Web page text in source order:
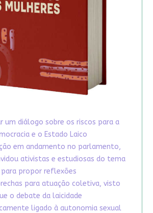
um diálogo sobre os riscos para a
e o Estado Laico
em andamento no parlamento,
ativistas e estudiosas do tema
para propor reflexões
para atuação coletiva, visto
o debate da laicidade
ligado à autonomia sexual